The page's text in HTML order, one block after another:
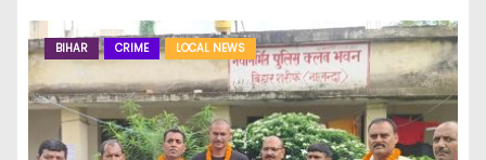
BIHAR CRIME LOCAL NEWS